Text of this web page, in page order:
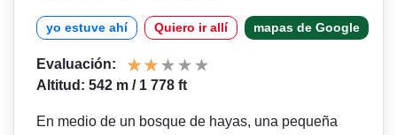
yo estuve ahí Quiero ir allí mapas de Google
Evaluación:
Altitud: 542 m / 1 778 ft
En medio de un bosque de hayas, una pequeña